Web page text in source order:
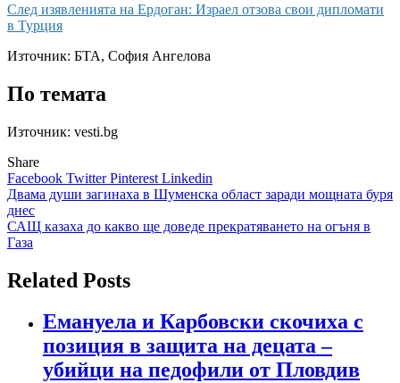
След изявленията на Ердоган: Израел отзова свои дипломати
в Турция
Източник: БТА, София Ангелова
По темата
Източник: vesti.bg
Share
Facebook TwitterPinterest Linkedin
Навигация
Двама души загинаха в Шуменска област заради мощната буря
днес
САЩ казаха до какво ще доведе прекратяването на огъня в
Газа
Related Posts
Емануела и Карбовски скочиха с
позиция в защита на децата –
убийци на педофили от Пловдив